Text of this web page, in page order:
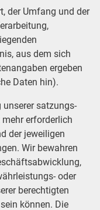
der Umfang und der
aus dem sich
ergeben
Daten hin).
unserer satzungs-
erforderlich
der jeweiligen
Wir bewahren
oder
berechtigten
können. Die